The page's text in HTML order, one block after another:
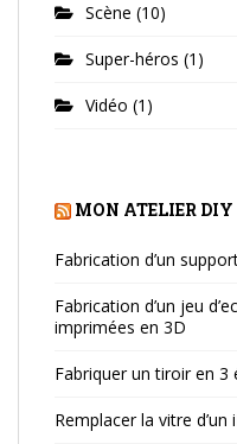
Scène (10)
Super-héros (1)
Vidéo (1)
MON ATELIER DIY
Fabrication d’un
Fabrication d’un jeu
imprimées en 3D
Fabriquer un tiroir en 3
Remplacer la vitre